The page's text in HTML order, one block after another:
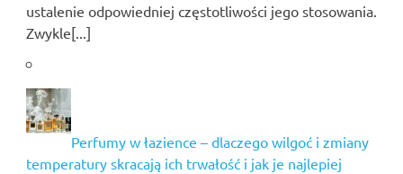
ustalenie odpowiedniej częstotliwości jego stosowania.
Zwykle[...]
Perfumy w łazience – dlaczego wilgoć i zmiany
temperatury skracają ich trwałość i jak je najlepiej